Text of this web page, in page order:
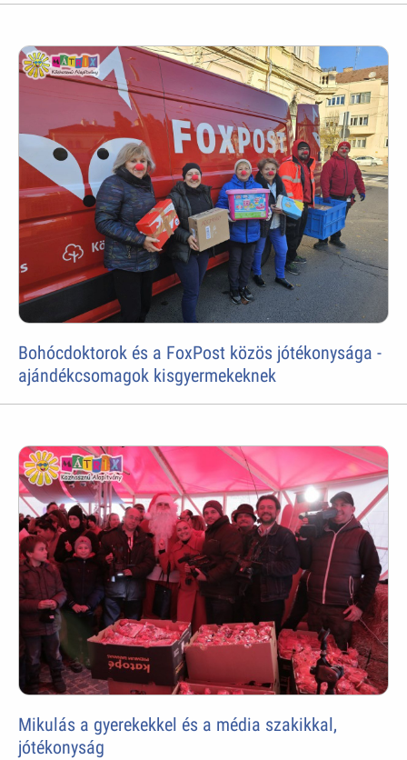
Bohócdoktorok és a FoxPost közös jótékonysága -
ajándékcsomagok kisgyermekeknek
Mikulás a gyerekekkel és a média szakikkal,
jótékonyság